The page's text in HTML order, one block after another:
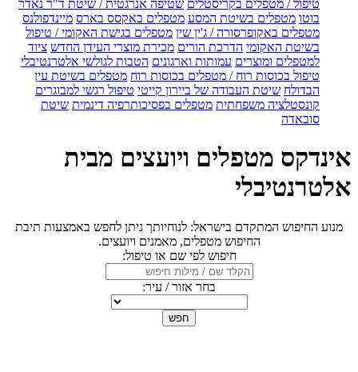
טיפול / מטפלים בקריסטלים שטיפה אנרגטית / שיטת ד"ר נאדר
בוטו מטפלים בשיטת המסע מטפלים באקסס בארס מיינדפולנס
מטפלים באקופרסורה / ג'ין שין מטפלים בגישת האקומי / טיפול
בשיטת האקומי הדרכת הורים מכירת מוצרי העידן החדש ציוד
למטפלים ומוצרים עמותות וארגונים הטבות לגולשי אלטרנטיבלי
טיפול בכוסות רוח / מטפלים בכוסות רוח מטפלים בשיטת עין
הבדולח שיטת העבודה של ביירון קייטי טיפול רגשי למבוגרים
קונסטלציה משפחתית מטפלים בפסיכותרפיה דינמית שיטת
סובאדה
אינדקס מטפלים ויועצים מבית
אלטרנטיבלי
מנוע החיפוש המתקדם בישראל: לנוחיותך ניתן לחפש באמצעות תיבת
החיפוש מטפלים, מאמנים ויועצים.
חיפוש לפי שם או טיפול:
בחר אזור / עיר:
חפש